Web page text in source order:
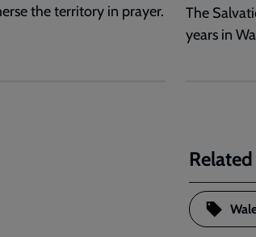
the territory in prayer.
The
years in